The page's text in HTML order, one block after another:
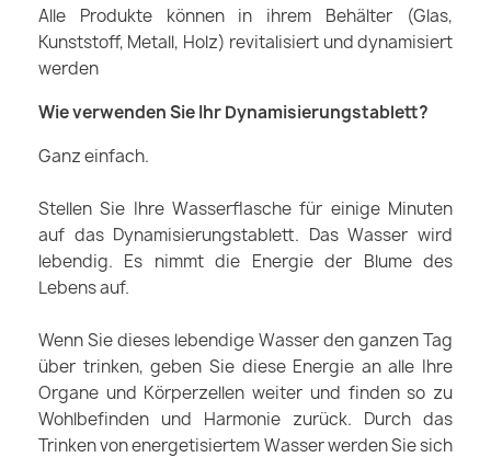
Alle Produkte können in ihrem Behälter (Glas,
Kunststoff, Metall, Holz) revitalisiert und dynamisiert
werden
Wie verwenden Sie Ihr Dynamisierungstablett?
Ganz einfach.
Stellen Sie Ihre Wasserflasche für einige Minuten
auf das Dynamisierungstablett. Das Wasser wird
lebendig. Es nimmt die Energie der Blume des
Lebens auf.
Wenn Sie dieses lebendige Wasser den ganzen Tag
über trinken, geben Sie diese Energie an alle Ihre
Organe und Körperzellen weiter und finden so zu
Wohlbefinden und Harmonie zurück. Durch das
Trinken von energetisiertem Wasser werden Sie sich